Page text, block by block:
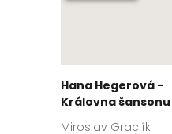
Hana Hegerová -
Královna šansonu
Miroslav Graclík